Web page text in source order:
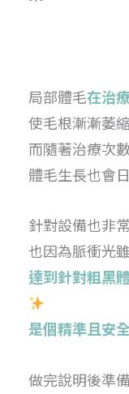
局部體毛在治
使毛根漸漸萎
而隨著治療次
體毛生長也會
針對設備也非
也因為脈衝光
達到針對粗黑
是個精準且安
做完說明後準